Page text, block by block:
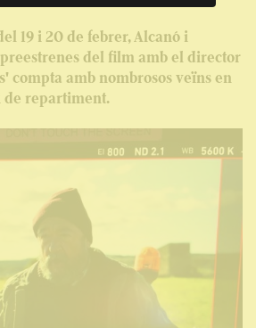
19 i 20 de febrer, Alcanó i
del film amb el director
compta amb nombrosos veïns en
de repartiment.